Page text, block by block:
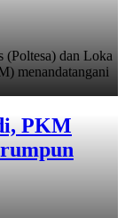
(Poltesa) dan Loka
menandatangani
PKM